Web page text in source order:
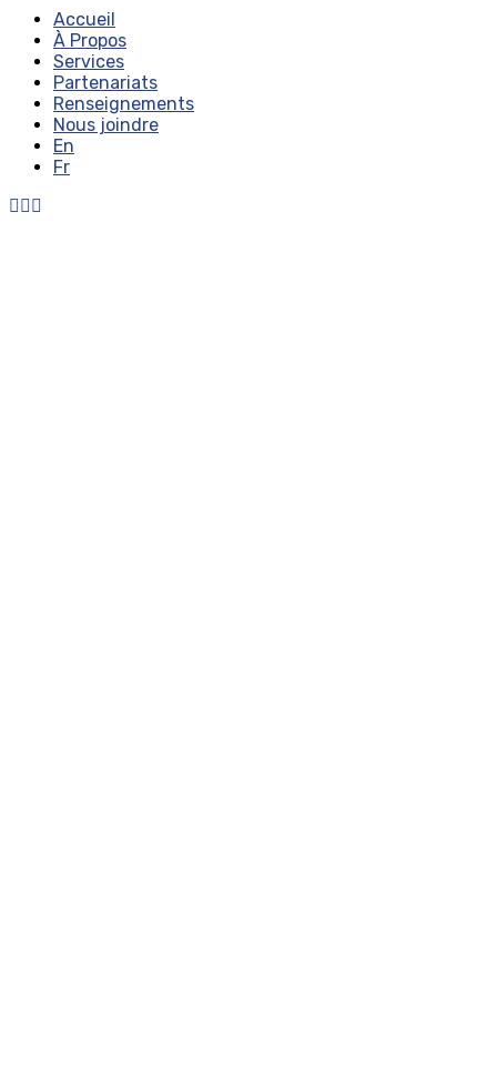
Accueil
À Propos
Services
Partenariats
Renseignements
Nous joindre
En
Fr